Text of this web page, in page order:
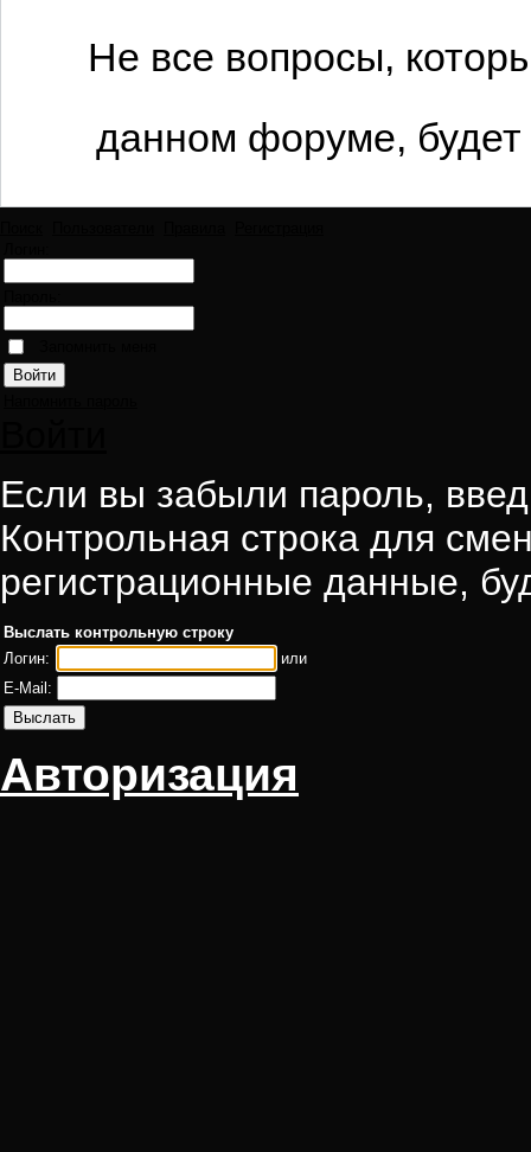
Не все вопросы,
данном форуме,
Если вы забыли пароль,
Контрольная строка для
регистрационные данные,
Выслать контрольную строку
Логин:
или
E-Mail:
Авторизация